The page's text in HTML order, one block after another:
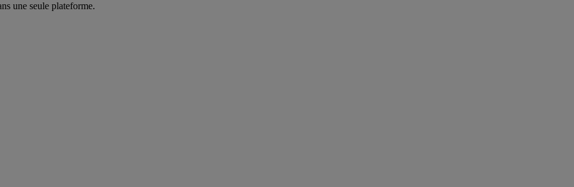
une seule plateforme.